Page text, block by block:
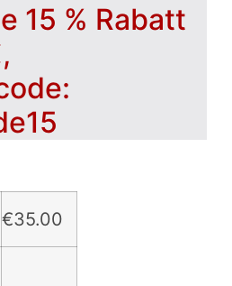
15 % Rabatt
€35.00